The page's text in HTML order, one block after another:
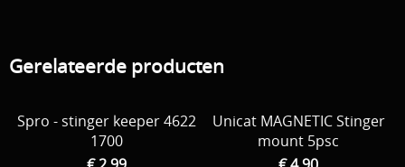
Gerelateerde producten
Spro - stinger keeper 4622
1700
Unicat MAGNETIC Stinger
mount 5psc